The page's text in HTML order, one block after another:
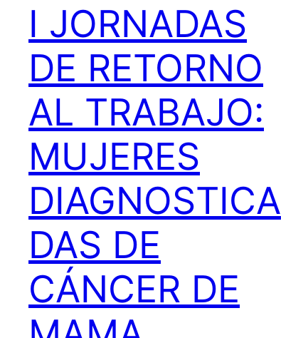
I JORNADAS
DE RETORNO
AL TRABAJO:
MUJERES
DIAGNOSTICA
DAS DE
CÁNCER DE